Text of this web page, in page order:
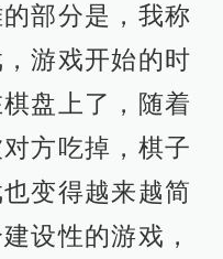
部分是，我称
游戏开始的时
盘上了，随着
方吃掉，棋子
变得越来越简
设性的游戏，